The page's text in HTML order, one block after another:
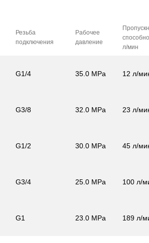
Резьба
подключения
Рабочее
давление
л/мин
G1/4 35.0 MPa 12 л/
G3/8 32.0 MPa 23 л/
G1/2 30.0 MPa 45 л/
G3/4 25.0 MPa 100 л/
G1 23.0 MPa 189 л/